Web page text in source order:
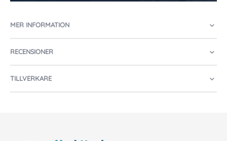
MER INFORMATION
RECENSIONER
TILLVERKARE